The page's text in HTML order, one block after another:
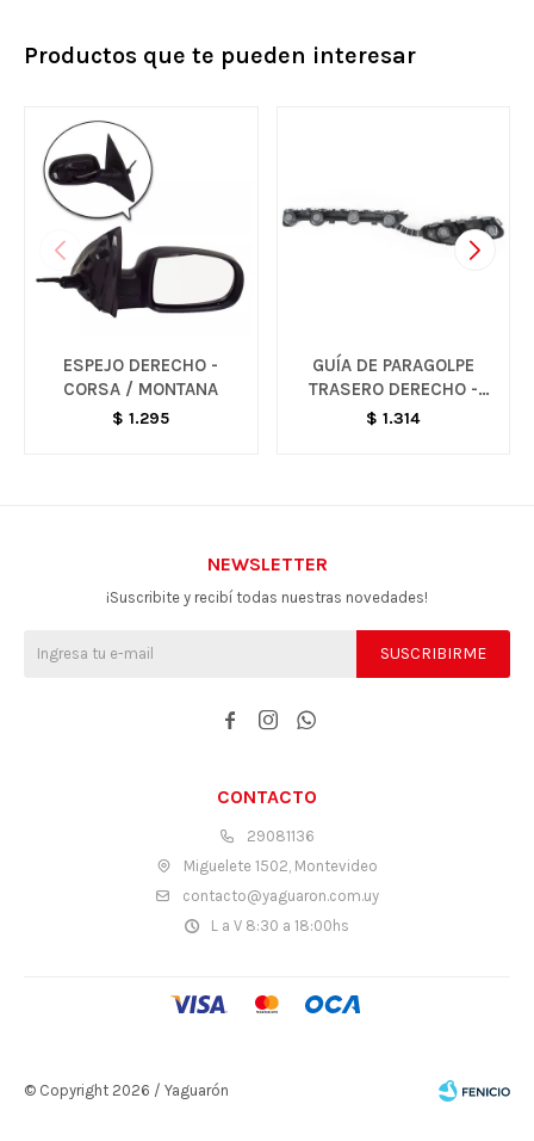
Productos que te pueden interesar
ESPEJO DERECHO -
CORSA / MONTANA
$ 1.295
GUÍA DE PARAGOLPE
TRASERO DERECHO -
PRISMA
$ 1.314
CONTACTO
29081136
Miguelete 1502, Montevideo
contacto@yaguaron.com.uy
L a V 8:30 a 18:00hs
NEWSLETTER
¡Suscribite y recibí todas nuestras novedades!
SUSCRIBIRME
  
© Copyright 2026 / Yaguarón